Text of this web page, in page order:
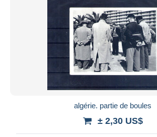
algérie. partie de boules
± 2,30 US$